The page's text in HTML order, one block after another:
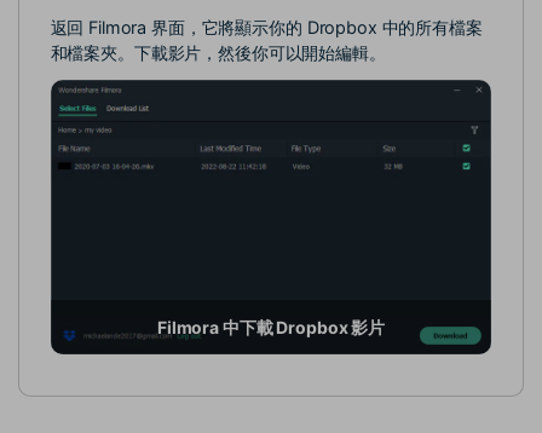
返回 Filmora 界面，它將顯示你的 Dropbox 中的所有檔案
和檔案夾。下載影片，然後你可以開始編輯。
Filmora 中下載 Dropbox 影片